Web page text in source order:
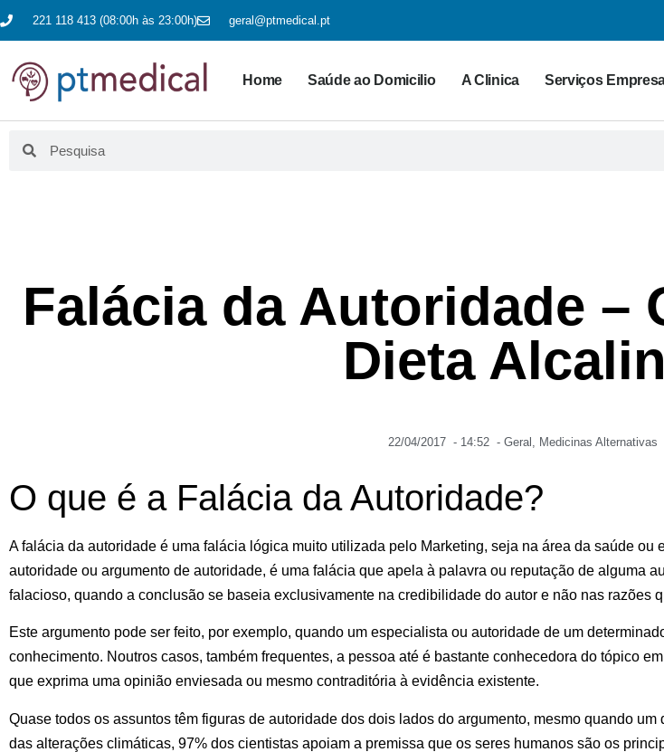
221 118 413 (08:00h às 23:00h) geral@ptmedical.pt
Home Saúde ao Domicilio A Clinica Serviços
Falácia da Autoridade –
Dieta
22/04/2017 - 14:52 - Geral , Medicinas Alternativas
O que é a Falácia da Autoridade?
A falácia da autoridade é uma falácia lógica muito utilizada pelo Marketing, seja na área da saúde ou
autoridade ou argumento de autoridade, é uma falácia que apela à palavra ou reputação de alguma
falacioso, quando a conclusão se baseia exclusivamente na credibilidade do autor e não nas razões
Este argumento pode ser feito, por exemplo, quando um especialista ou autoridade de um
conhecimento. Noutros casos, também frequentes, a pessoa até é bastante conhecedora do tópico
que exprima uma opinião enviesada ou mesmo contraditória à evidência existente.
Quase todos os assuntos têm figuras de autoridade dos dois lados do argumento, mesmo quando
das alterações climáticas, 97% dos cientistas apoiam a premissa que os seres humanos são os